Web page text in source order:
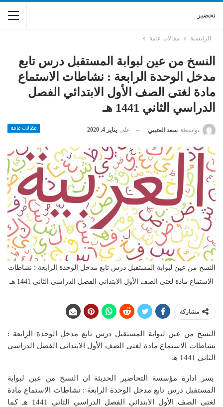
تحضير
الرئيسية مقالات عامة
النسخ من عين لبوابة المستقبل درس تابع
مدخل الوحدة الرابعة : نشاطات الاستماع
مادة لغتى الصف الأول الابتدائي الفصل
الدراسي الثاني 1441 هـ
مقالات عامة بواسطة سعد العتيبي على يناير 4, 2020
النسخ من عين لبوابة المستقبل درس تابع مدخل الوحدة الرابعة : نشاطات
الاستماع مادة لغتى الصف الأول الابتدائي الفصل الدراسي الثاني 1441 هـ
مشاركة
النسخ من عين لبوابة المستقبل درس تابع مدخل الوحدة الرابعة :
نشاطات الاستماع مادة لغتى الصف الأول الابتدائي الفصل الدراسي
الثاني 1441 هـ
يسر ادارة مؤسسة التحاضير الحديثة ان النسخ من عين لبوابة
المستقبل درس تابع مدخل الوحدة الرابعة : نشاطات الاستماع مادة
لغتى الصف الأول الابتدائي الفصل الدراسي الثاني 1441 هـ
كما